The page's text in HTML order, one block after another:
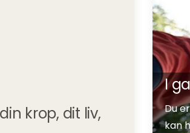
krop, dit liv,
I
Du
kan